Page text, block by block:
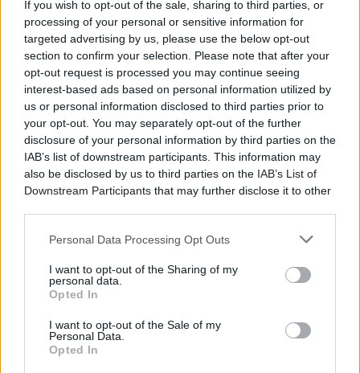
If you wish to opt-out of the sale, sharing to third parties, or
processing of your personal or sensitive information for
targeted advertising by us, please use the below opt-out
section to confirm your selection. Please note that after your
opt-out request is processed you may continue seeing
interest-based ads based on personal information utilized by
us or personal information disclosed to third parties prior to
your opt-out. You may separately opt-out of the further
disclosure of your personal information by third parties on the
IAB’s list of downstream participants. This information may
also be disclosed by us to third parties on the IAB’s List of
Downstream Participants that may further disclose it to other
Personal Data Processing Opt Outs
I want to opt-out of the Sharing of my
personal data.
Opted In
I want to opt-out of the Sale of my
Personal Data.
Opted In